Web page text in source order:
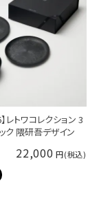
レトワコレクション 3
ク 隈研吾デザイン
22,000